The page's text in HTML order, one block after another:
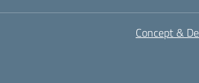
Concept &